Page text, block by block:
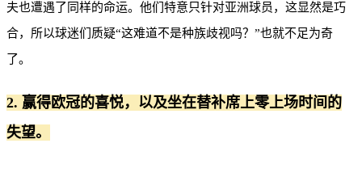
夫也遭遇了同样的命运。他们特意只针对亚洲球员，这显然是巧
合，所以球迷们质疑“这难道不是种族歧视吗？”也就不足为奇
了。
2. 赢得欧冠的喜悦，以及坐在替补席上零上场时间的
失望。